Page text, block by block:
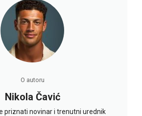
O autoru
Nikola Čavić
priznati novinar i trenutni urednik